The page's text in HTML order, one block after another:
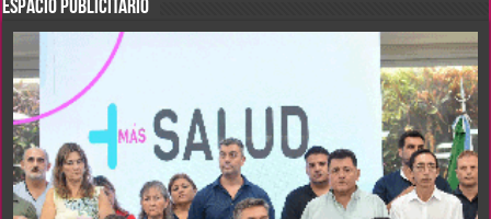
ESPACIO PUBLICITARIO